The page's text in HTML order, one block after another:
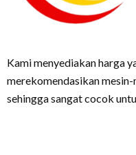
Kami menyediakan harga
merekomendasikan
sehingga sangat cocok